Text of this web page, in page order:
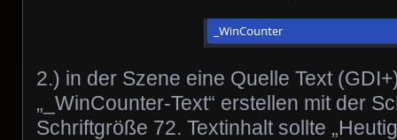
2.) in der Szene eine Quelle Text
„_WinCounter-Text“ erstellen mit der
Schriftgröße 72. Textinhalt sollte